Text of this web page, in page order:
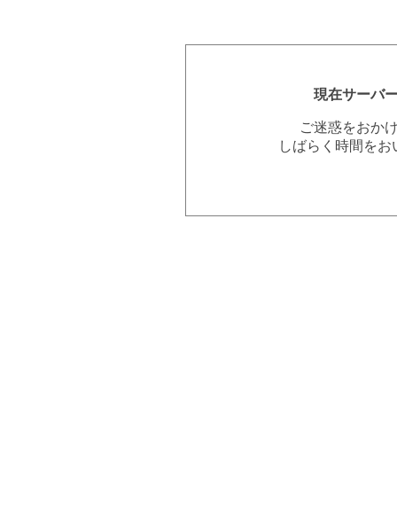
現在サーバ
ご迷惑をおか
しばらく時間を